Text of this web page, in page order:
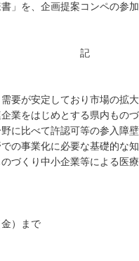
」を、企画提案コンペの参
が安定しており市場の拡
業をはじめとする県内もの
に比べて許認可等の参入障
事業化に必要な基礎的な知
づくり中小企業等による医
）まで